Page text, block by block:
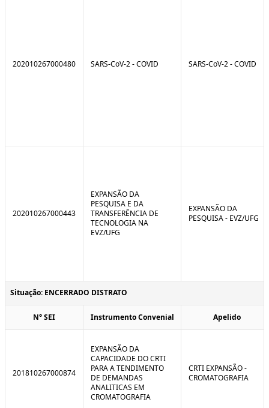
202010267000480 SARS-CoV-2 - COVID SARS-CoV-2 - COVID
202010267000443
EXPANSÃO DA
PESQUISA E DA
TRANSFERÊNCIA DE
TECNOLOGIA NA
EVZ/UFG
EXPANSÃO DA
PESQUISA - EVZ/UFG
Situação: ENCERRADO DISTRATO
N° SEI Instrumento Convenial Apelido
201810267000874
EXPANSÃO DA
CAPACIDADE DO CRTI
PARA A TENDIMENTO
DE DEMANDAS
ANALITICAS EM
CROMATOGRAFIA
CRTI EXPANSÃO -
CROMATOGRAFIA